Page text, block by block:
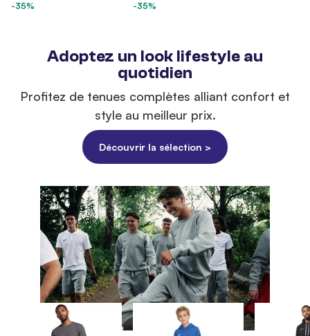
-35% -35%
Adoptez un look lifestyle au
quotidien
Profitez de tenues complètes alliant confort et
style au meilleur prix.
Découvrir la sélection >